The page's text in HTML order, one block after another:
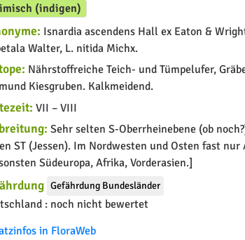
(indigen)
Isnardia ascendens Hall ex Eaton &
Walter, L. nitida Michx.
Nährstoffreiche Teich- und Tümpelufer,
Kiesgruben. Kalkmeidend.
VII – VIII
Sehr selten S-Oberrheinebene (ob
ST (Jessen). Im Nordwesten und Osten fast
Südeuropa, Afrika, Vorderasien.]
Gefährdung Bundesländer
: noch nicht bewertet
in FloraWeb